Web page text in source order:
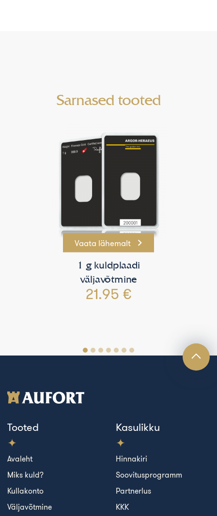
Sarnased tooted
Vaata lähemalt
1 g kuldplaadi
väljavõtmine
21.95 €
Tooted
Avaleht
Miks kuld?
Kullakonto
Väljavõtmine
Kasulikku
Hinnakiri
Soovitusprogramm
Partnerlus
KKK